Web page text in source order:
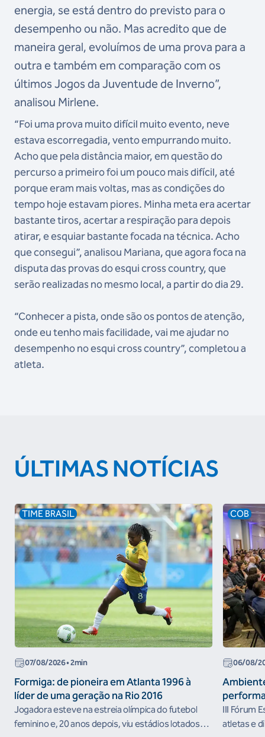
energia, se está dentro do previsto para o
desempenho ou não. Mas acredito que de
maneira geral, evoluímos de uma prova para a
outra e também em comparação com os
últimos Jogos da Juventude de Inverno”,
analisou Mirlene.
“Foi uma prova muito difícil muito evento, neve
estava escorregadia, vento empurrando muito.
Acho que pela distância maior, em questão do
percurso a primeiro foi um pouco mais difícil, até
porque eram mais voltas, mas as condições do
tempo hoje estavam piores. Minha meta era acertar
bastante tiros, acertar a respiração para depois
atirar, e esquiar bastante focada na técnica. Acho
que consegui”, analisou Mariana, que agora foca na
disputa das provas do esqui cross country, que
serão realizadas no mesmo local, a partir do dia 29.
“Conhecer a pista, onde são os pontos de atenção,
onde eu tenho mais facilidade, vai me ajudar no
desempenho no esqui cross country”, completou a
atleta.
ÚLTIMAS NOTÍCIAS
TIME BRASIL
07/08/2026• 2min
Formiga: de pioneira em Atlanta 1996 à
líder de uma geração na Rio 2016
Jogadora esteve na estreia olímpica do futebol
feminino e, 20 anos depois, viu estádios lotados
COB
06/08/
III Fórum
atletas e